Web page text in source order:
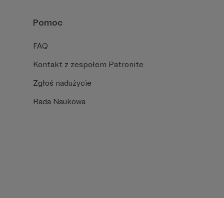
Pomoc
FAQ
Kontakt z zespołem Patronite
Zgłoś nadużycie
Rada Naukowa